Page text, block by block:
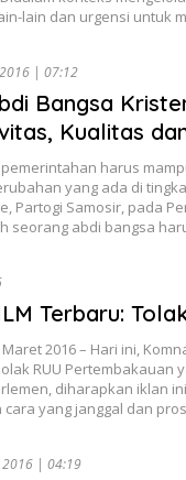
lain dan urgensi untuk
| 07:12
Bangsa
Kualitas
pemerintahan harus
yang ada di
Partogi Samosir, pada
seorang abdi bangsa
Terbaru:
2016 – Hari ini,
RUU Pertembakauan
diharapkan iklan
cara yang janggal dan
2016 | 04:19